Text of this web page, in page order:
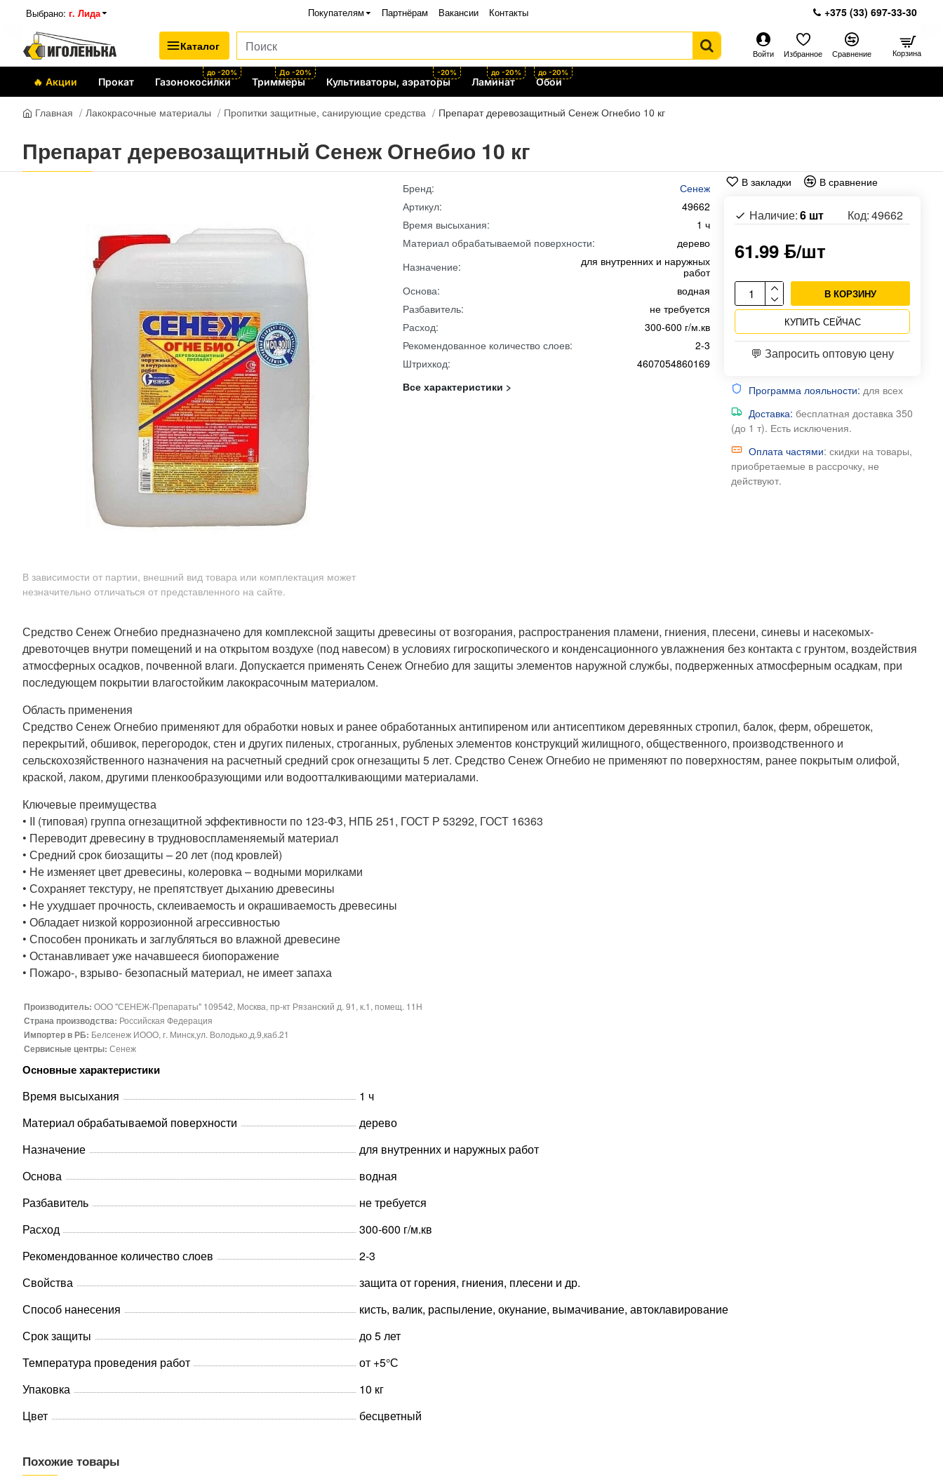
Выбрано: г. Лида Покупателям Партнёрам Вакансии Контакты +375 (33) 697-33-30
Каталог
Войти Избранное Сравнение Корзина
🔥 Акции Прокат Газонокосилки
до -20%
Триммеры
До -20%
Культиваторы, аэраторы
-20%
Ламинат
до -20%
Обои
до -20%
Главная Лакокрасочные материалы Пропитки защитные, санирующие средства Препарат деревозащитный Сенеж Огнебио 10 кг
Препарат деревозащитный Сенеж Огнебио 10 кг
В зависимости от партии, внешний вид товара или комплектация может
незначительно отличаться от представленного на сайте.
61.99 ƃ/шт
Наличие:6 шт Код:49662
В КОРЗИНУ
КУПИТЬ СЕЙЧАС
В закладки В сравнение
💬 Запросить оптовую цену
Программа лояльности: для всех
Доставка: бесплатная доставка 350
(до 1 т). Есть исключения.
Оплата частями: скидки на товары,
приобретаемые в рассрочку, не
действуют.
Бренд:
Сенеж
Артикул:
49662
Время высыхания:
1 ч
Материал обрабатываемой поверхности:
дерево
Назначение:
для внутренних и наружных
работ
Основа:
водная
Разбавитель:
не требуется
Расход:
300-600 г/м.кв
Рекомендованное количество слоев:
2-3
Штрихкод:
4607054860169
Все характеристики >
Средство Сенеж Огнебио предназначено для комплексной защиты древесины от возгорания, распространения пламени, гниения, плесени, синевы и насекомых-
древоточцев внутри помещений и на открытом воздухе (под навесом) в условиях гигроскопического и конденсационного увлажнения без контакта с грунтом, воздействия
атмосферных осадков, почвенной влаги. Допускается применять Сенеж Огнебио для защиты элементов наружной службы, подверженных атмосферным осадкам, при
последующем покрытии влагостойким лакокрасочным материалом.
Область применения
Средство Сенеж Огнебио применяют для обработки новых и ранее обработанных антипиреном или антисептиком деревянных стропил, балок, ферм, обрешеток,
перекрытий, обшивок, перегородок, стен и других пиленых, строганных, рубленых элементов конструкций жилищного, общественного, производственного и
сельскохозяйственного назначения на расчетный средний срок огнезащиты 5 лет. Средство Сенеж Огнебио не применяют по поверхностям, ранее покрытым олифой,
краской, лаком, другими пленкообразующими или водоотталкивающими материалами.
Ключевые преимущества
• II (типовая) группа огнезащитной эффективности по 123-ФЗ, НПБ 251, ГОСТ Р 53292, ГОСТ 16363
• Переводит древесину в трудновоспламеняемый материал
• Средний срок биозащиты – 20 лет (под кровлей)
• Не изменяет цвет древесины, колеровка – водными морилками
• Сохраняет текстуру, не препятствует дыханию древесины
• Не ухудшает прочность, склеиваемость и окрашиваемость древесины
• Обладает низкой коррозионной агрессивностью
• Способен проникать и заглубляться во влажной древесине
• Останавливает уже начавшееся биопоражение
• Пожаро-, взрыво- безопасный материал, не имеет запаха
Производитель: ООО "СЕНЕЖ-Препараты" 109542, Москва, пр-кт Рязанский д. 91, к.1, помещ. 11Н
Страна производства: Российская Федерация
Импортер в РБ: Белсенеж ИООО, г. Минск,ул. Володько,д.9,каб.21
Сервисные центры: Сенеж
Основные характеристики
Время высыхания
1 ч
Материал обрабатываемой поверхности
дерево
Назначение
для внутренних и наружных работ
Основа
водная
Разбавитель
не требуется
Расход
300-600 г/м.кв
Рекомендованное количество слоев
2-3
Свойства
защита от горения, гниения, плесени и др.
Способ нанесения
кисть, валик, распыление, окунание, вымачивание, автоклавирование
Срок защиты
до 5 лет
Температура проведения работ
от +5°С
Упаковка
10 кг
Цвет
бесцветный
Похожие товары